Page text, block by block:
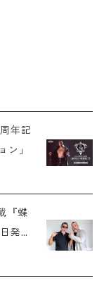
年記
ン」
『蝶
発売